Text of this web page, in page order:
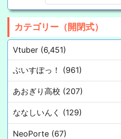
カテゴリー（開閉式）
Vtuber (6,451)
ぶいすぽっ！ (961)
あおぎり高校 (207)
ななしいんく (129)
NeoPorte (67)